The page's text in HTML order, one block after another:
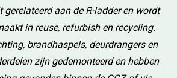
aan de R-ladder en wordt
in reuse, refurbish en recycling.
brandhaspels, deurdrangers en
zijn gedemonteerd en hebben